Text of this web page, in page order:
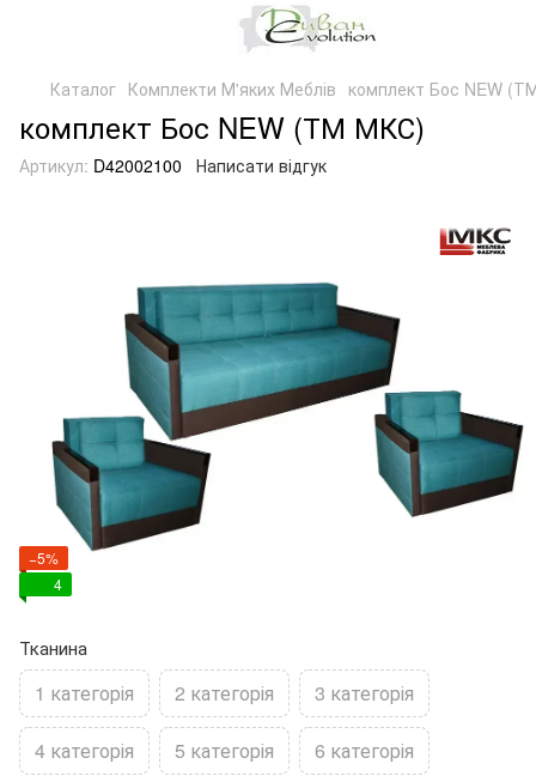
Каталог Комплекти М'яких Меблів комплект Бос NEW
комплект Бос NEW (ТМ МКС)
Артикул: D42002100 Написати відгук
−5%
4
Тканина
1 категорія 2 категорія 3 категорія
4 категорія 5 категорія 6 категорія